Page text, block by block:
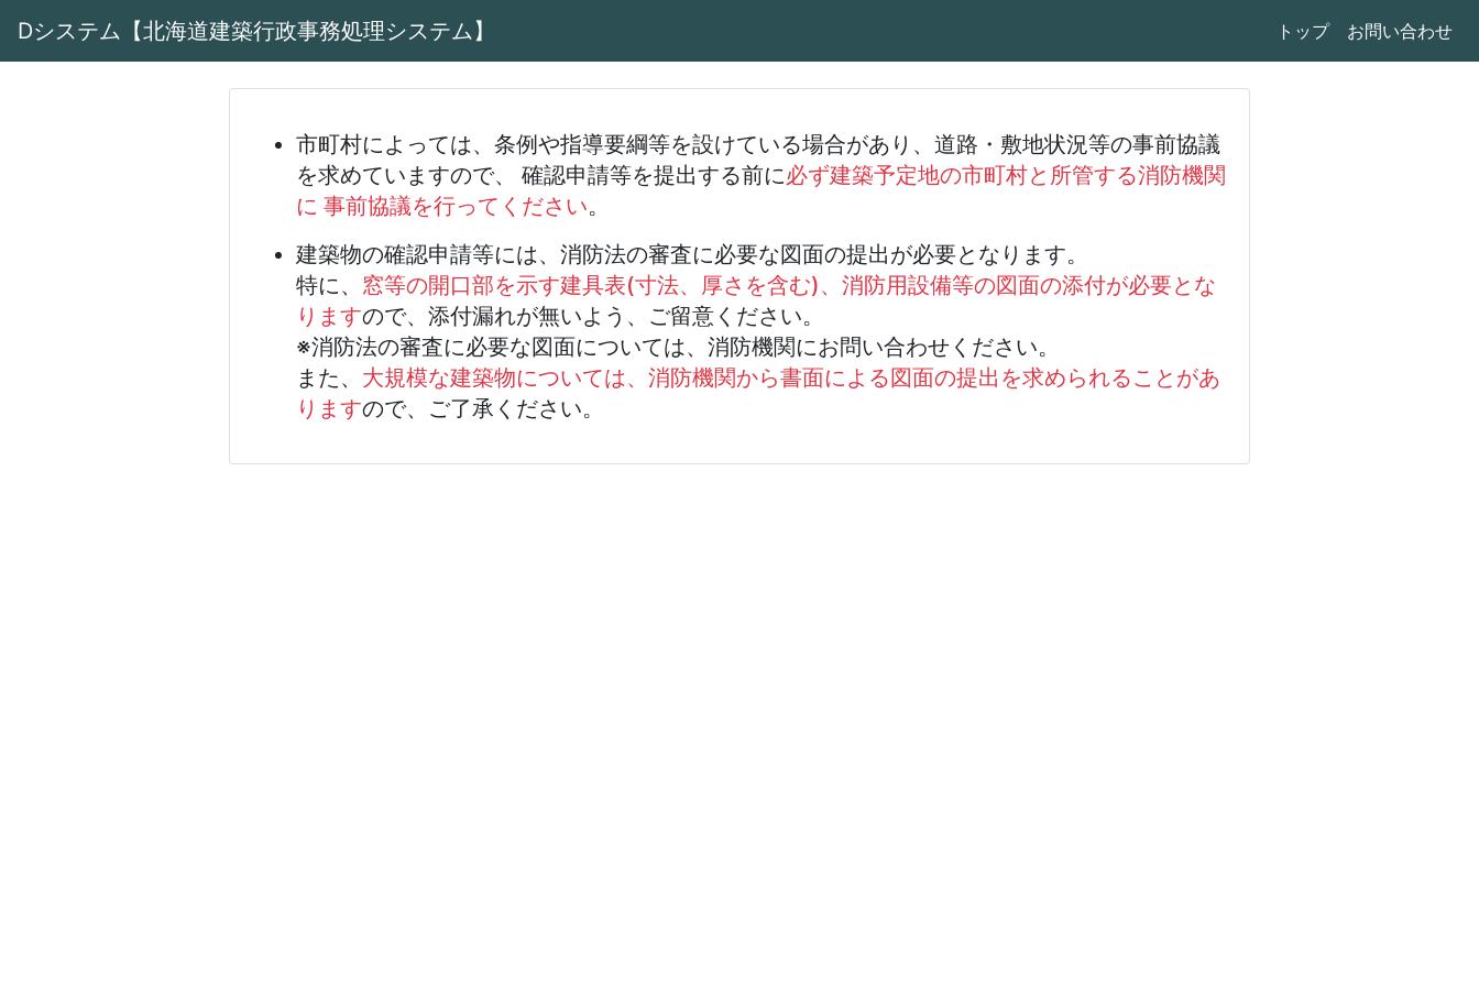
Dシステム【北海道建築行政事務処理システム】 トップ お問い合わせ
市町村によっては、条例や指導要綱等を設けている場合があり、道路・敷地状況等の事前協議
を求めていますので、 確認申請等を提出する前に必ず建築予定地の市町村と所管する消防機関
に 事前協議を行ってください。
建築物の確認申請等には、消防法の審査に必要な図面の提出が必要となります。
特に、 窓等の開口部を示す建具表(寸法、厚さを含む)、消防用設備等の図面の添付が必要とな
りますので、添付漏れが無いよう、ご留意ください。
※消防法の審査に必要な図面については、消防機関にお問い合わせください。
また、 大規模な建築物については、消防機関から書面による図面の提出を求められることがあ
りますので、ご了承ください。